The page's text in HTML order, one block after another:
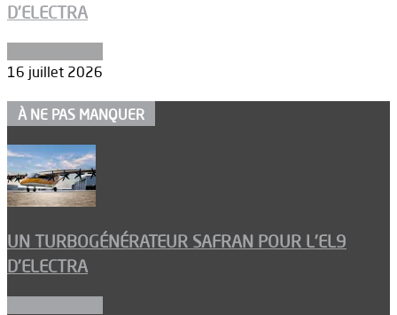
D’ELECTRA
16 juillet 2026
À NE PAS MANQUER
UN TURBOGÉNÉRATEUR SAFRAN POUR L’EL9
D’ELECTRA